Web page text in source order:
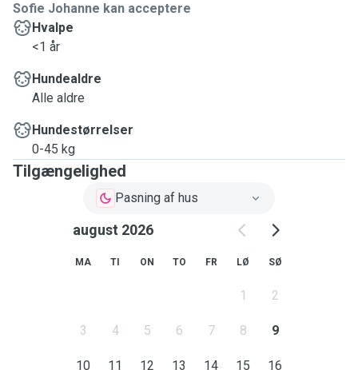
Sofie Johanne kan acceptere
Hvalpe
<1 år
Hundealdre
Alle aldre
Hundestørrelser
0-45 kg
Tilgængelighed
Pasning af hus
august 2026
MA TI ON TO FR LØ SØ
1 2
3 4 5 6 7 8 9
10 11 12 13 14 15 16